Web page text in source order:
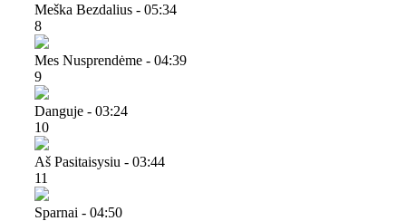
Meška Bezdalius - 05:34
8
Mes Nusprendėme - 04:39
9
Danguje - 03:24
10
Aš Pasitaisysiu - 03:44
11
Sparnai - 04:50